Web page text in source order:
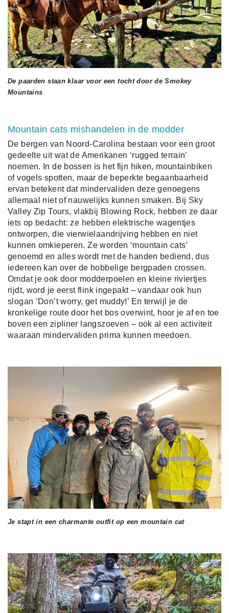
De paarden staan klaar voor een tocht door de Smokey
Mountains
Mountain cats mishandelen in de modder
De bergen van Noord-Carolina bestaan voor een groot
gedeelte uit wat de Amerikanen ‘rugged terrain’
noemen. In de bossen is het fijn hiken, mountainbiken
of vogels spotten, maar de beperkte begaanbaarheid
ervan betekent dat mindervaliden deze genoegens
allemaal niet of nauwelijks kunnen smaken. Bij Sky
Valley Zip Tours, vlakbij Blowing Rock, hebben ze daar
iets op bedacht: ze hebben elektrische wagentjes
ontworpen, die vierwielaandrijving hebben en niet
kunnen omkieperen. Ze worden ‘mountain cats’
genoemd en alles wordt met de handen bediend, dus
iedereen kan over de hobbelige bergpaden crossen.
Omdat je ook door modderpoelen en kleine riviertjes
rijdt, word je eerst flink ingepakt – vandaar ook hun
slogan ‘Don’t worry, get muddy!’ En terwijl je de
kronkelige route door het bos overwint, hoor je af en toe
boven een zipliner langszoeven – ook al een activiteit
waaraan mindervaliden prima kunnen meedoen.
Je stapt in een charmante outfit op een mountain cat